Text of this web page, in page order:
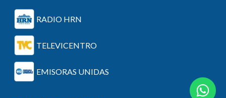
RADIO HRN
TELEVICENTRO
EMISORAS UNIDAS